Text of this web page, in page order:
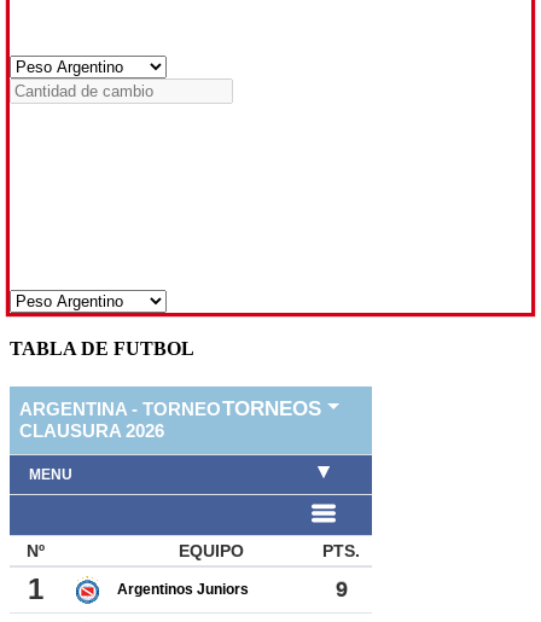
TABLA DE FUTBOL